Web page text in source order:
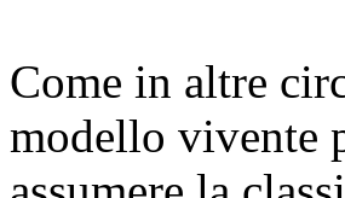
Come in altre
modello vivente